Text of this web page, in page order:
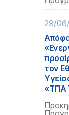
29/
τον
«ΤΠΑ